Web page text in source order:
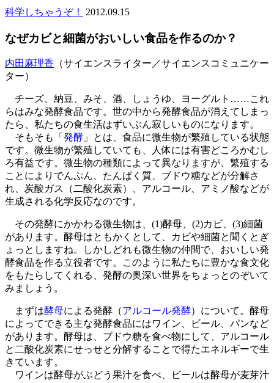
科学しちゃうぞ！ 2012.09.15
なぜカビと細菌がおいしい食品を作るのか？
内田麻理香 （サイエンスライター／サイエンスコミュニケー
ター）
チーズ、納豆、みそ、酒、しょうゆ、ヨーグルト……これ
らはみな発酵食品です。世の中から発酵食品が消えてしまっ
たら、私たちの食生活はずいぶん寂しいものになります。
そもそも「 発酵 」とは、食品に微生物が繁殖している状態
です。微生物が繁殖していても、人体には有害どころかむし
ろ有益です。微生物の種類によって異なりますが、繁殖する
ことによりでんぷん、たんぱく質、ブドウ糖などが分解さ
れ、炭酸ガス（二酸化炭素）、アルコール、アミノ酸などが
生成される化学反応なのです。
その発酵にかかわる微生物は、(1)酵母、(2)カビ、(3)細菌
があります。酵母はともかくとして、カビや細菌と聞くとぎ
ょっとしますね。しかしどれも微生物の仲間で、おいしい発
酵食品を作る立役者です。このように私たちに豊かな食文化
をもたらしてくれる、発酵の奥深い世界をちょっとのぞいて
みましょう。
まずは酵母による発酵（アルコール発酵）について。酵母
によってできる主な発酵食品にはワイン、ビール、パンなど
があります。酵母は、ブドウ糖を食べ物にして、アルコール
と二酸化炭素にせっせと分解することで得たエネルギーで生
きています。
ワインは酵母がぶどう果汁を食べ、ビールは酵母が麦芽汁